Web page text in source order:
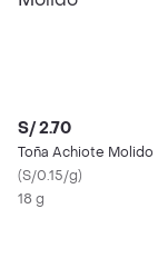
S/ 2.70
Toña Achiote Molido
(S/0.15/g)
18 g